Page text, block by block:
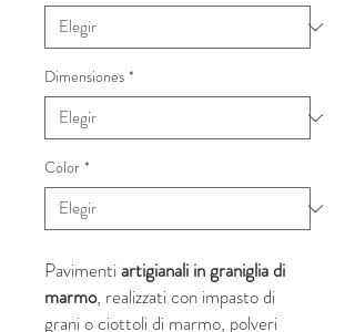
Dimensiones *
Color *
Pavimentiartigianali in graniglia di
marmo, realizzati con impasto di
grani o ciottoli di marmo, polveri